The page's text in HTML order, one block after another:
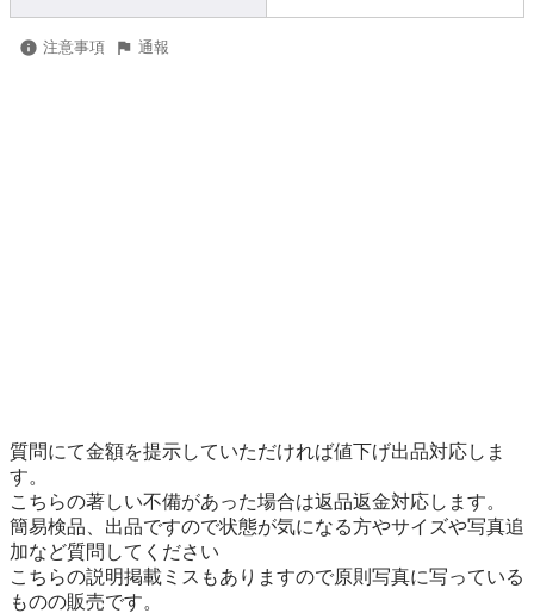
注意事項 通報
質問にて金額を提示していただければ値下げ出品対応しま
す。
こちらの著しい不備があった場合は返品返金対応します。
簡易検品、出品ですので状態が気になる方やサイズや写真追
加など質問してください
こちらの説明掲載ミスもありますので原則写真に写っている
ものの販売です。